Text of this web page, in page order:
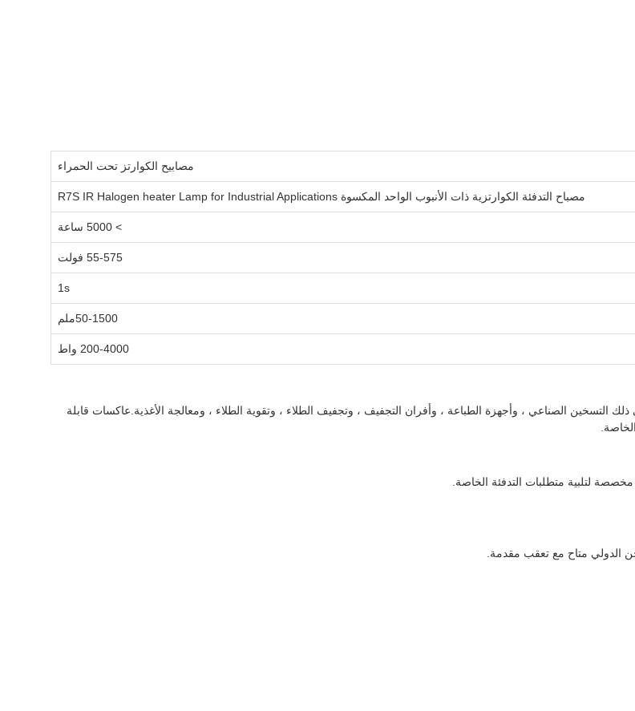
مصابيح الكوارتز تحت الحمراء
مصباح التدفئة الكوارتزية ذات الأنبوب الواحد المكسوة R7S IR Halogen heater Lamp for Industrial Applications
> 5000 ساعة
55-575 فولت
1s
50-1500ملم
200-4000 واط
التسخين الصناعي ، وأجهزة الطباعة ، وأفران التجفيف ، وتجفيف الطلاء ، وتقوية الطلاء ، ومعالجة الأغذية.عاكسات قابلة
لتلبية متطلبات التدفئة الخاصة.